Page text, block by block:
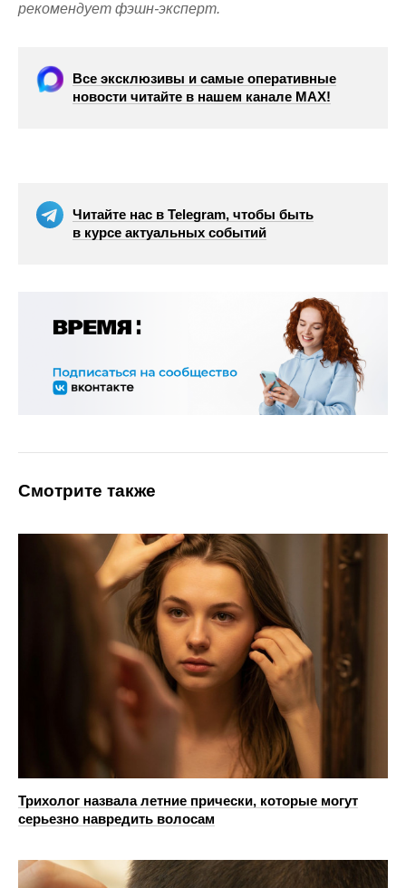
рекомендует фэшн-эксперт.
Все эксклюзивы и самые оперативные
новости читайте в нашем канале МАХ!
Читайте нас в Telegram, чтобы быть
в курсе актуальных событий
Смотрите также
Трихолог назвала летние прически, которые могут
серьезно навредить волосам